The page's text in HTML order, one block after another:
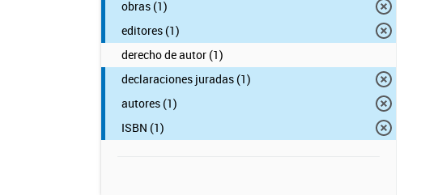
obras (1)
editores (1)
derecho de autor (1)
declaraciones juradas (1)
autores (1)
ISBN (1)